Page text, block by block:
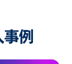
例